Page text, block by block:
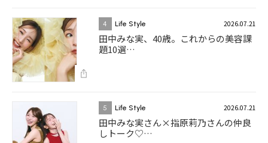
4 Life Style 2026.07.21
田中みな実、40歳。これからの美容課
題10選…
5 Life Style 2026.07.21
田中みな実さん×指原莉乃さんの仲良
しトーク♡…